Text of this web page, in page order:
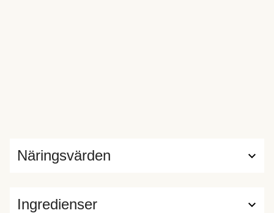
Ingredienser
Näringsvärden